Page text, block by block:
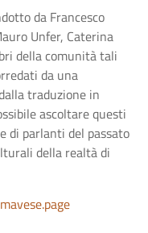
da Francesco
Unfer, Caterina
della comunità tali
da una
traduzione in
ascoltare questi
di parlanti del passato
della realtà di